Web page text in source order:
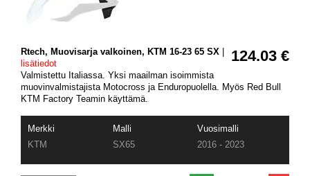
124.03 €
Rtech, Muovisarja valkoinen, KTM 16-23 65 SX
lisätiedot
Valmistettu Italiassa. Yksi maailman isoimmista
muovinvalmistajista Motocross ja Enduropuolella. Myös Red Bull
KTM Factory Teamin käyttämä.
Merkki Malli
Vuosimalli
KTM
SX65 2016 - 2023